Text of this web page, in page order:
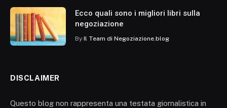
Ecco quali sono i migliori libri sulla
negoziazione
By Il Team di Negoziazione.blog
DISCLAIMER
Questo blog non rappresenta una testata giornalistica in